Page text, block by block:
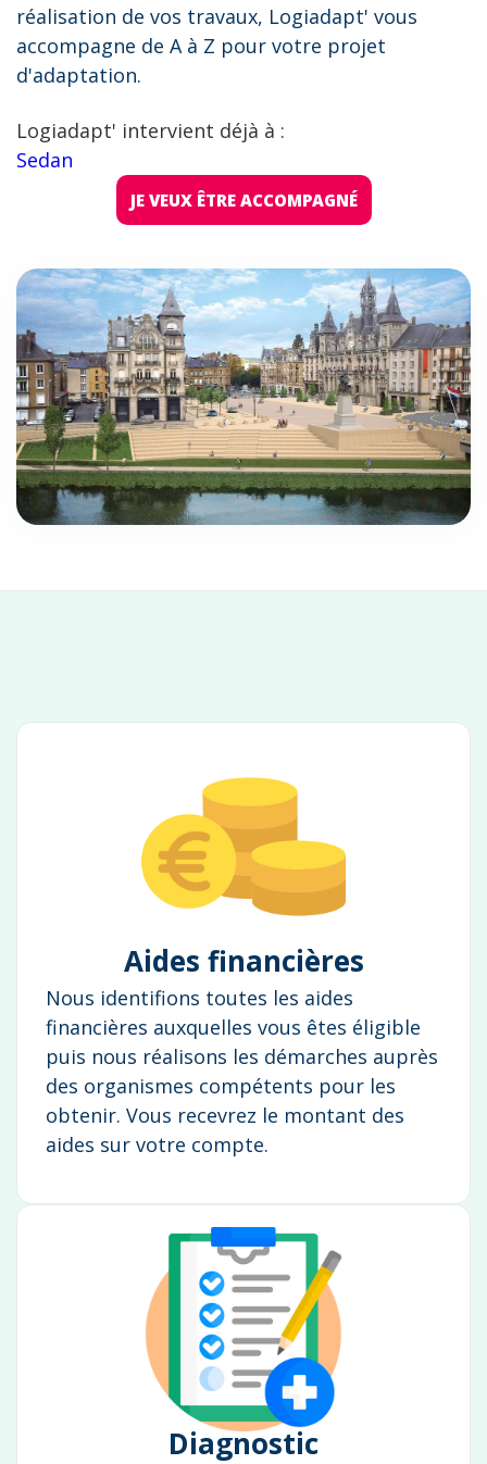
réalisation de vos travaux, Logiadapt' vous
accompagne de A à Z pour votre projet
d'adaptation.
Logiadapt' intervient déjà à :
Sedan
JE VEUX ÊTRE ACCOMPAGNÉ
Aides financières
Nous identifions toutes les aides
financières auxquelles vous êtes éligible
puis nous réalisons les démarches auprès
des organismes compétents pour les
obtenir. Vous recevrez le montant des
aides sur votre compte.
Diagnostic